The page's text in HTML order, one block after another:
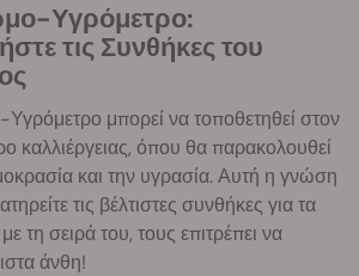
Υγρόμετρο:
τις Συνθήκες του
μπορεί να τοποθετηθεί στον
καλλιέργειας, όπου θα παρακολουθεί
και την υγρασία. Αυτή η γνώση
τις βέλτιστες συνθήκες για τα
τη σειρά του, τους επιτρέπει να
άνθη!